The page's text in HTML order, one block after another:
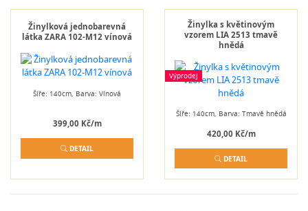
Žinylková jednobarevná
látka ZARA 102-M12 vínová
Šíře: 140cm, Barva: Vínová
399,00 Kč/m
DETAIL
Žinylka s květinovým
vzorem LIA 2513 tmavě
hnědá
Výprodej
Šíře: 140cm, Barva: Tmavě hnědá
420,00 Kč/m
DETAIL